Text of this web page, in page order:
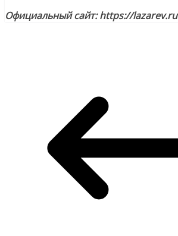
Официальный сайт: https://lazarev.ru